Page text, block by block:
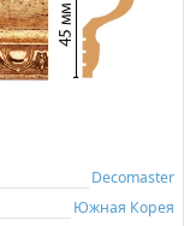
Decomaster
Южная Корея